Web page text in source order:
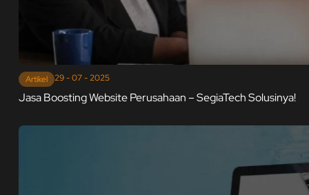
Artikel 29 - 07 - 2025
Jasa Boosting Website Perusahaan – SegiaTech Solusinya!